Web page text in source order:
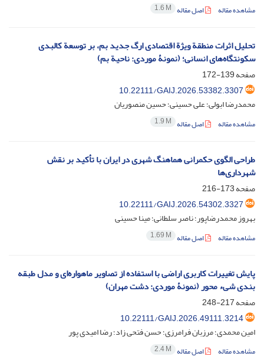
مشاهده مقاله اصل مقاله 1.6 M
تحلیل اثرات منطقة ویژة اقتصادی ارگ جدید بم، بر توسعة کالبدی
سکونتگاه‌های انسانی؛ (نمونۀ موردی: ناحیة بم)
صفحه139-172
10.22111/GAIJ.2026.53382.3307
محمدرضا ابولی؛ علی حسینی؛ حسین منصوریان
مشاهده مقاله اصل مقاله 1.9 M
طراحی الگوی حکمرانی هماهنگ شهری در ایران با تأکید بر نقش
شهرداری‌ها
صفحه173-216
10.22111/GAIJ.2026.54302.3327
بهروز محمدرضاپور؛ ناصر سلطانی؛ مینا حسینی
مشاهده مقاله اصل مقاله 1.69 M
پایش تغییرات کاربری اراضی با استفاده از تصاویر ماهواره‌ای و مدل طبقه
بندی شیء محور (نمونۀ موردی: دشت مهران)
صفحه217-248
10.22111/GAIJ.2026.49111.3214
امین محمدی؛ مرزبان فرامرزی؛ حسن فتحی زاد؛ رضا امیدی پور
مشاهده مقاله اصل مقاله 2.4 M